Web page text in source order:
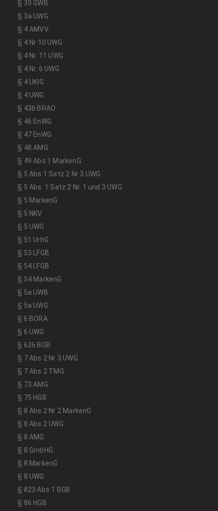
§ 39 GWB
§ 3a UWG
§ 4 AMVV
§ 4 Nr 10 UWG
§ 4 Nr. 11 UWG
§ 4 Nr. 6 UWG
§ 4 UKlG
§ 4 UWG
§ 43b BRAO
§ 46 EnWG
§ 47 EnWG
§ 48 AMG
§ 49 Abs 1 MarkenG
§ 5 Abs 1 Satz 2 Nr 3 UWG
§ 5 Abs. 1 Satz 2 Nr. 1 und 3 UWG
§ 5 MarkenG
§ 5 NKV
§ 5 UWG
§ 51 UrhG
§ 53 LFGB
§ 54 LFGB
§ 54 MarkenG
§ 5a UWB
§ 5a UWG
§ 6 BORA
§ 6 UWG
§ 626 BGB
§ 7 Abs 2 Nr 3 UWG
§ 7 Abs 2 TMG
§ 73 AMG
§ 75 HGB
§ 8 Abs 2 Nr 2 MarkenG
§ 8 Abs 2 UWG
§ 8 AMG
§ 8 GmbHG
§ 8 MarkenG
§ 8 UWG
§ 823 Abs 1 BGB
§ 86 HGB